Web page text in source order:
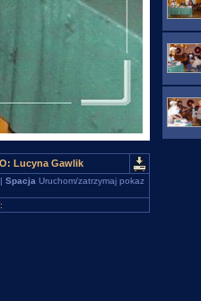
Lucyna Gawlik
Spacja Uruchom/zatrzymaj pokaz